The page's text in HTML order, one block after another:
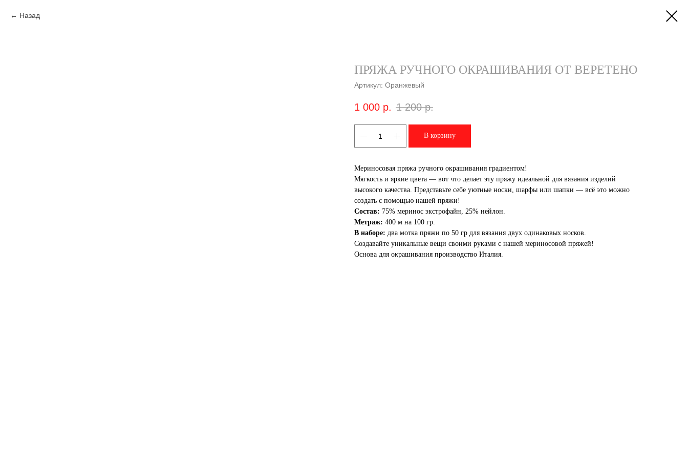
Назад
ПРЯЖА РУЧНОГО ОКРАШИВАНИЯ ОТ ВЕРЕТЕНО
Артикул: Оранжевый
1 000 р. 1 200 р.
В корзину
Мериносовая пряжа ручного окрашивания градиентом!
Мягкость и яркие цвета — вот что делает эту пряжу идеальной для вязания изделий
высокого качества. Представьте себе уютные носки, шарфы или шапки — всё это можно
создать с помощью нашей пряжи!
Состав: 75% меринос экстрофайн, 25% нейлон.
Метраж: 400 м на 100 гр.
В наборе: два мотка пряжи по 50 гр для вязания двух одинаковых носков.
Создавайте уникальные вещи своими руками с нашей мериносовой пряжей!
Основа для окрашивания производство Италия.